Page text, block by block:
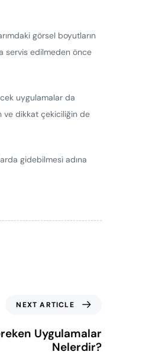
görsel boyutların
servis edilmeden önce
uygulamalar da
ve dikkat çekiciliğin de
gidebilmesi adına
NEXT ARTICLE
Uygulamalar
Nelerdir?